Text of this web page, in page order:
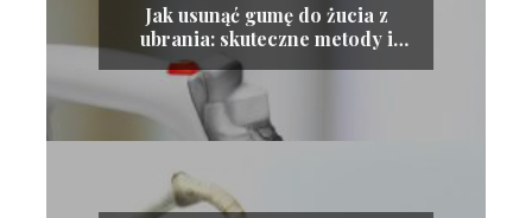
Jak usunąć gumę do żucia z
ubrania: skuteczne metody i
porady